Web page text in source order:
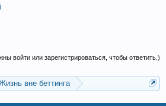
войти или зарегистрироваться, чтобы ответить.)
вне беттинга